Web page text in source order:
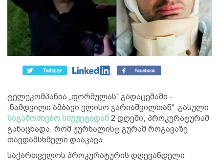
ტელეკომპანია „ფორმულას“ გადაცემაში -
„ნამდვილი ამბავი ელისო ჯარიაშვილთან“ გასული
საგამოძიებო სიუჟეტიდან 2 დღეში, პროკურატურამ
განაცხადა, რომ ჟურნალისტ გურამ როგავაზე
თავდამსხმელი დააკავა.
საქართველოს პროკურატურის დღევანდელი